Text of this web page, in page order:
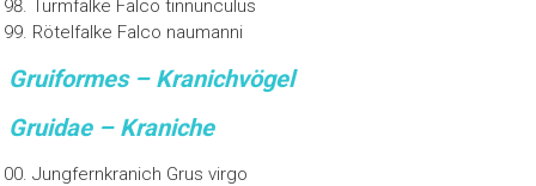
Turmfalke Falco tinnunculus
Rötelfalke Falco naumanni
Gruiformes – Kranichvögel
Gruidae – Kraniche
Jungfernkranich Grus virgo